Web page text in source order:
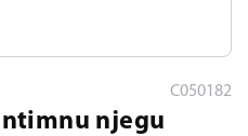
C050182
njegu